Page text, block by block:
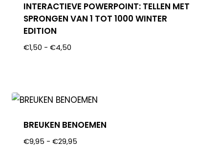
INTERACTIEVE POWERPOINT: TELLEN MET
SPRONGEN VAN 1 TOT 1000 WINTER
EDITION
€1,50 - €4,50
BREUKEN BENOEMEN
€9,95 - €29,95